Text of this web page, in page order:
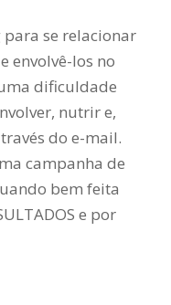
se relacionar
envolvê-los no
dificuldade
nutrir e,
do e-mail.
campanha de
bem feita
e por